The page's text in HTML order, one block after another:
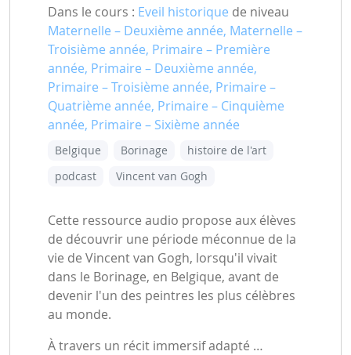
Dans le cours : Eveil historique de niveau
Maternelle – Deuxième année, Maternelle –
Troisième année, Primaire – Première
année, Primaire – Deuxième année,
Primaire – Troisième année, Primaire –
Quatrième année, Primaire – Cinquième
année, Primaire – Sixième année
Belgique Borinage
histoire de l'art
podcast
Vincent van Gogh
Cette ressource audio propose aux élèves
de découvrir une période méconnue de la
vie de Vincent van Gogh, lorsqu'il vivait
dans le Borinage, en Belgique, avant de
devenir l'un des peintres les plus célèbres
au monde.
À travers un récit immersif adapté …